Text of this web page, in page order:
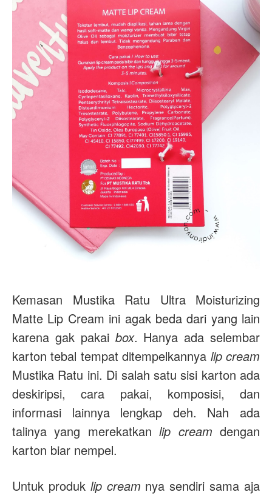
Kemasan Mustika Ratu Ultra Moisturizing
Matte Lip Cream ini agak beda dari yang lain
karena gak pakai box. Hanya ada selembar
karton tebal tempat ditempelkannya lip cream
Mustika Ratu ini. Di salah satu sisi karton ada
deskiripsi, cara pakai, komposisi, dan
informasi lainnya lengkap deh. Nah ada
talinya yang merekatkanlip cream dengan
karton biar nempel.
Untuk produk lip cream nya sendiri sama aja